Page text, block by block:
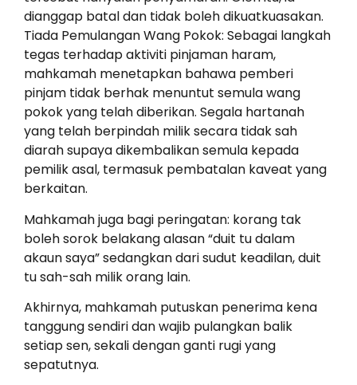
dianggap batal dan tidak boleh dikuatkuasakan.
Tiada Pemulangan Wang Pokok: Sebagai langkah
tegas terhadap aktiviti pinjaman haram,
mahkamah menetapkan bahawa pemberi
pinjam tidak berhak menuntut semula wang
pokok yang telah diberikan. Segala hartanah
yang telah berpindah milik secara tidak sah
diarah supaya dikembalikan semula kepada
pemilik asal, termasuk pembatalan kaveat yang
berkaitan.
Mahkamah juga bagi peringatan: korang tak
boleh sorok belakang alasan “duit tu dalam
akaun saya” sedangkan dari sudut keadilan, duit
tu sah-sah milik orang lain.
Akhirnya, mahkamah putuskan penerima kena
tanggung sendiri dan wajib pulangkan balik
setiap sen, sekali dengan ganti rugi yang
sepatutnya.